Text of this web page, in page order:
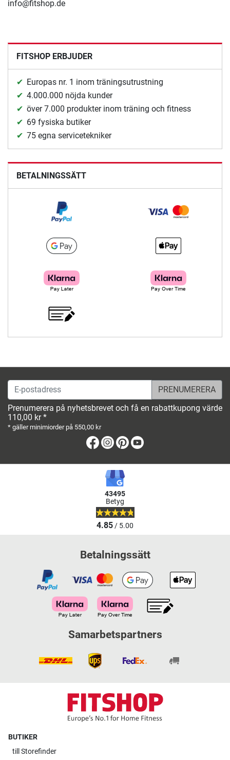
info@fitshop.de
FITSHOP ERBJUDER
Europas nr. 1 inom träningsutrustning
4.000.000 nöjda kunder
över 7.000 produkter inom träning och fitness
69 fysiska butiker
75 egna servicetekniker
BETALNINGSSÄTT
E-postadress
Prenumerera på nyhetsbrevet och få en rabattkupong värde
110,00 kr *
* gäller minimiorder på 550,00 kr
Facebook
Instagram
Pinterest
43495
Betyg
4.85/ 5.00
Betalningssätt
Samarbetspartners
BUTIKER
till Storefinder